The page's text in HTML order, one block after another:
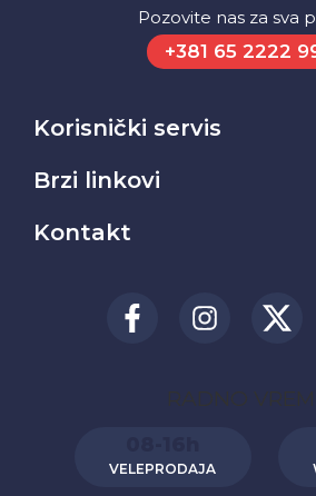
Pozovite nas za sva
+381 65 2222
Korisnički servis
Brzi linkovi
Kontakt
RADNO
VELEPRODAJA